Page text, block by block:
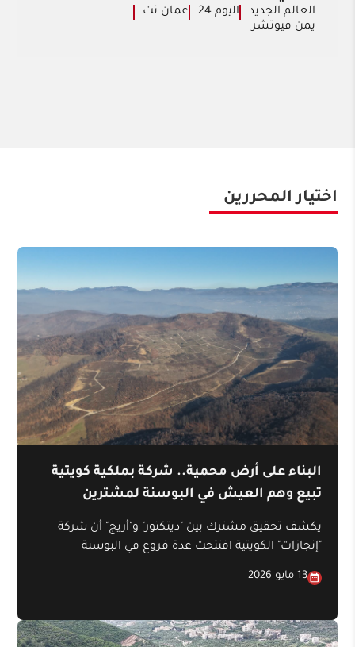
العالم الجديد اليوم 24
عمان نت
يمن فيوتشر
اختيار المحررين
البناء على أرض محمية.. شركة بملكية كويتية
تبيع وهم العيش في البوسنة لمشترين
خليجيين
يكشف تحقيق مشترك بين "ديتكتور" و"أريج" أن شركة
"إنجازات" الكويتية افتتحت عدة فروع في البوسنة
تقسميها وإزالة الغطاء النباتي منها، تعرضها على
مشترين من دول الخليج بأسعار أعلى بكثير، موهمةً إياهم
13 مايو 2026